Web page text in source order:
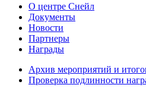
О центре Снейл
Документы
Новости
Партнеры
Награды
Архив мероприятий и
Проверка подлинности